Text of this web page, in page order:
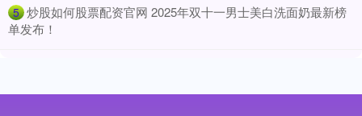
5 ​炒股如何股票配资官网 2025年双十一男士美白洗面奶最新榜
单发布！